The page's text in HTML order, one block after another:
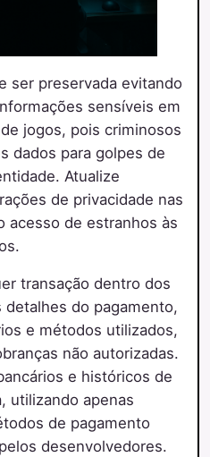
ser preservada evitando
sensíveis em
jogos, pois criminosos
dados para golpes de
Atualize
de privacidade nas
acesso de estranhos às
transação dentro dos
do pagamento,
e métodos utilizados,
não autorizadas.
e históricos de
utilizando apenas
de pagamento
desenvolvedores.